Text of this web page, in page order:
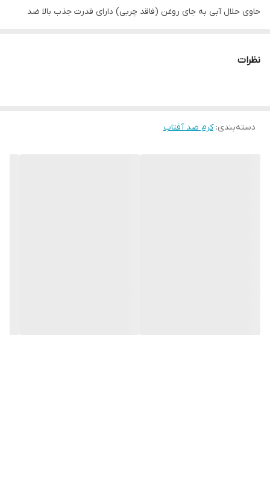
حاوی حلال آبی به جای روغن (فاقد چربی) دارای قدرت جذب بالا ضد
کرم پودری سبک با قابلیت جذب بالا به دلیل عدم استفاده از روغن های
نظرات
دسته‌بندی:کرم ضد آفتاب